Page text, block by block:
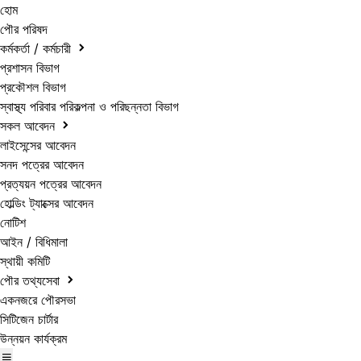
হোম
পৌর পরিষদ
কর্মকর্তা / কর্মচারী
প্রশাসন বিভাগ
প্রকৌশল বিভাগ
স্বাস্থ্য পরিবার পরিকল্পনা ও পরিছন্নতা বিভাগ
সকল আবেদন
লাইসেন্সের আবেদন
সনদ পত্রের আবেদন
প্রত্যয়ন পত্রের আবেদন
হোল্ডিং ট্যাক্সের আবেদন
নোটিশ
আইন / বিধিমালা
স্থায়ী কমিটি
পৌর তথ্যসেবা
একনজরে পৌরসভা
সিটিজেন চার্টার
উন্নয়ন কার্যক্রম